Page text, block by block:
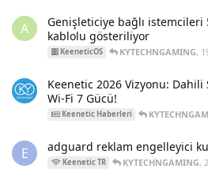
A
Genişleticiye bağlı
kablolu gösteriliyor
KeeneticOS KYTECHNGAMING,
Keenetic 2026 Vizyonu: Dahili
Wi-Fi 7 Gücü!
Keenetic Haberleri
E adguard reklam engelleyici
Keenetic TR KYTECHNGAMING,